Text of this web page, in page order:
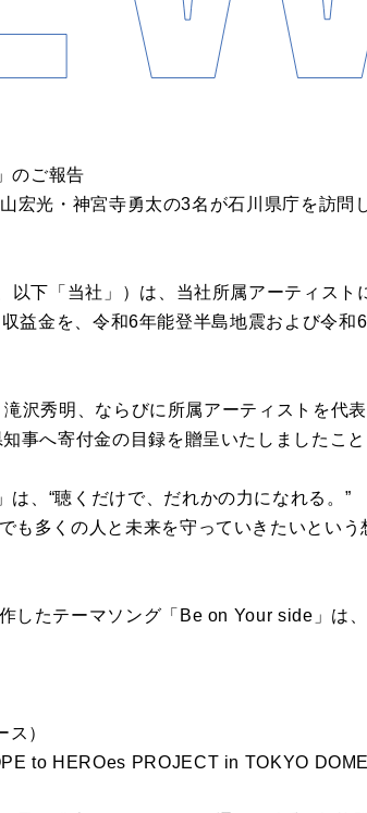
のご報告
宏光・神宮寺勇太の3名が⽯川県庁を訪問
以下「当社」）は、当社所属アーティスト
益⾦を、令和6年能登半島地震および令和
沢秀明、ならびに所属アーティストを代
事へ寄付⾦の⽬録を贈呈いたしましたこと
、“聴くだけで、だれかの⼒になれる。”
も多くの⼈と未来を守っていきたいという
したテーマソング「Be on Your side」は
）
to HEROes PROJECT in TOKYO